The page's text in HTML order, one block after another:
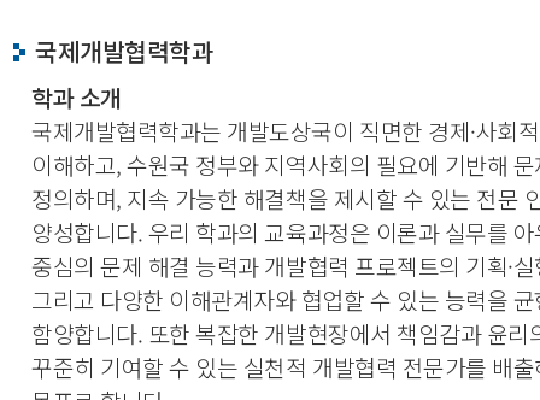
국제개발협력학과
학과 소개
국제개발협력학과는 개발도상국이 직면한 경제·사회
이해하고, 수원국 정부와 지역사회의 필요에 기반해
정의하며, 지속 가능한 해결책을 제시할 수 있는 전문
양성합니다. 우리 학과의 교육과정은 이론과 실무를
중심의 문제 해결 능력과 개발협력 프로젝트의 기획·
그리고 다양한 이해관계자와 협업할 수 있는 능력을
함양합니다. 또한 복잡한 개발현장에서 책임감과 윤리
꾸준히 기여할 수 있는 실천적 개발협력 전문가를 배